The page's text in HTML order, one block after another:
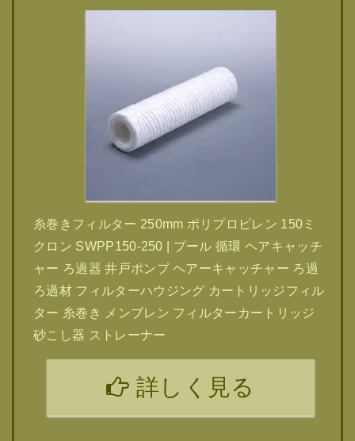
糸巻きフィルター 250mm ポリプロピレン 150ミ
クロン SWPP150-250 | プール 循環 ヘアキャッチ
ャー ろ過器 井戸ポンプ ヘアーキャッチャー ろ過
ろ過材 フィルターハウジング カートリッジフィル
ター 糸巻き メンブレン フィルターカートリッジ
砂こし器 ストレーナー
詳しく見る